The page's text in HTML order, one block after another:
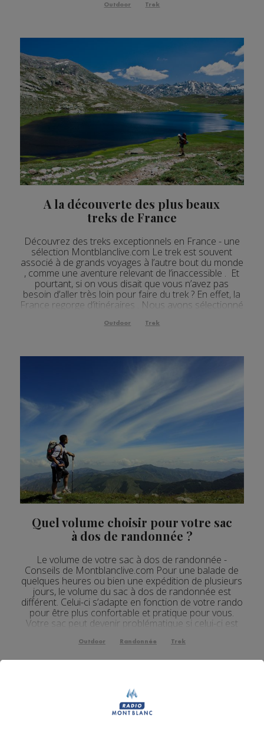
une premièr...
Outdoor Trek
A la découverte des plus beaux
treks de France
Découvrez des treks exceptionnels en France - une
sélection Montblanclive.com Le trek est souvent
associé à de grands voyages à l’autre bout du monde
, comme une aventure relevant de l’inaccessible . Et
pourtant, si on vous disait que vous n’avez pas
besoin d’aller très loin pour faire du trek ? En effet, la
France regorge d’itinéraires . Nous avons sélectionné
Outdoor Trek
Quel volume choisir pour votre sac
à dos de randonnée ?
Le volume de votre sac à dos de randonnée -
Conseils de Montblanclive.com Pour une balade de
quelques heures ou bien une expédition de plusieurs
jours, le volume du sac à dos de randonnée est
différent. Celui-ci s’adapte en fonction de votre rando
pour être plus confortable et pratique pour vous.
Votre sac peut devenir problématique si celui-ci est
Outdoor Randonnée Trek